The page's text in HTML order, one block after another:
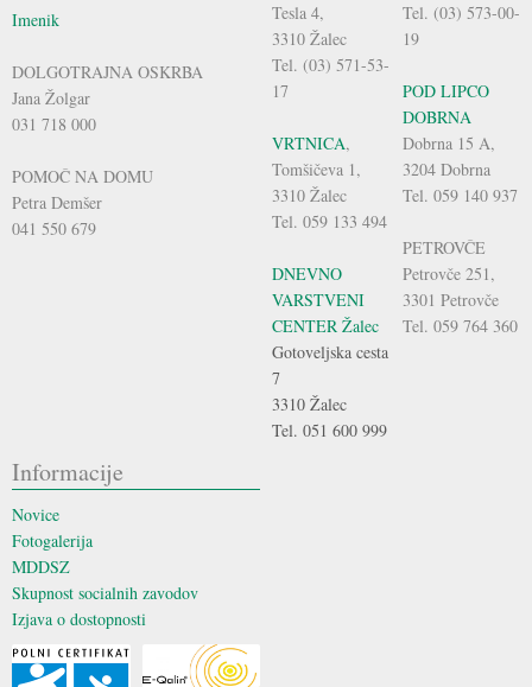
Imenik
DOLGOTRAJNA OSKRBA
Jana Žolgar
031 718 000
POMOČ NA DOMU
Petra Demšer
041 550 679
Tesla 4,
3310 Žalec
Tel. (03) 571-53-
17
VRTNICA,
Tomšičeva 1,
3310 Žalec
Tel. 059 133 494
DNEVNO
VARSTVENI
CENTER Žalec
Gotoveljska cesta
7
3310 Žalec
Tel. 051 600 999
Tel. (03) 573-00-
19
POD LIPCO
DOBRNA
Dobrna 15 A,
3204 Dobrna
Tel. 059 140 937
PETROVČE
Petrovče 251,
3301 Petrovče
Tel. 059 764 360
Informacije
Novice
Fotogalerija
MDDSZ
Skupnost socialnih zavodov
Izjava o dostopnosti